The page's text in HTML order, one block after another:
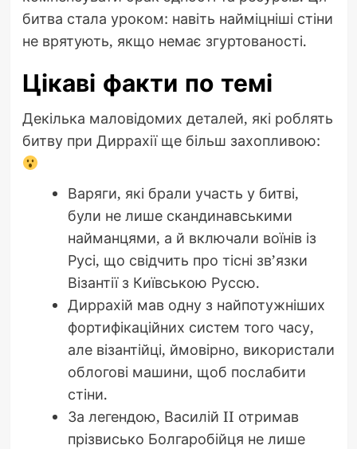
битва стала уроком: навіть найміцніші стіни
не врятують, якщо немає згуртованості.
Цікаві факти по темі
Декілька маловідомих деталей, які роблять
битву при Диррахії ще більш захопливою:
Варяги, які брали участь у битві,
були не лише скандинавськими
найманцями, а й включали воїнів із
Русі, що свідчить про тісні зв’язки
Візантії з Київською Руссю.
Диррахій мав одну з найпотужніших
фортифікаційних систем того часу,
але візантійці, ймовірно, використали
облогові машини, щоб послабити
стіни.
За легендою, Василій II отримав
прізвисько Болгаробійця не лише